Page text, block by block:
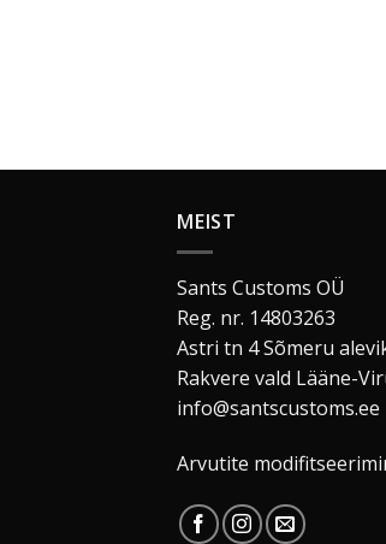
MEIST
Sants Customs OÜ
Reg. nr. 14803263
Astri tn 4 Sõmeru
Rakvere vald Lääne-
info@santscustoms.ee
Arvutite